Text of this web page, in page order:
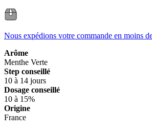
Nous expédions votre commande en moins
Arôme
Menthe Verte
Step conseillé
10 à 14 jours
Dosage conseillé
10 à 15%
Origine
France